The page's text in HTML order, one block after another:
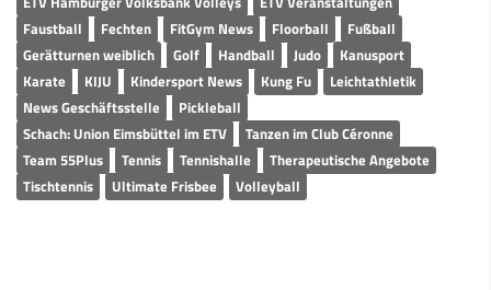
Faustball
Fechten FitGym News Floorball
Fußball
Gerätturnen weiblich
Golf Handball Judo
Kanusport
Karate
KIJU Kindersport News Kung Fu
Leichtathletik
News Geschäftsstelle
Pickleball
Schach: Union Eimsbüttel im ETV
Tanzen im Club Céronne
Team 55Plus
Tennis Tennishalle
Therapeutische Angebote
Tischtennis
Ultimate Frisbee Volleyball